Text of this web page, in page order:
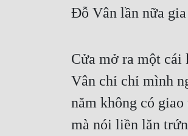
Đỗ Vân lần nữa
Cửa mở ra một
Vân chỉ chỉ mình
năm không có
mà nói liền lăn